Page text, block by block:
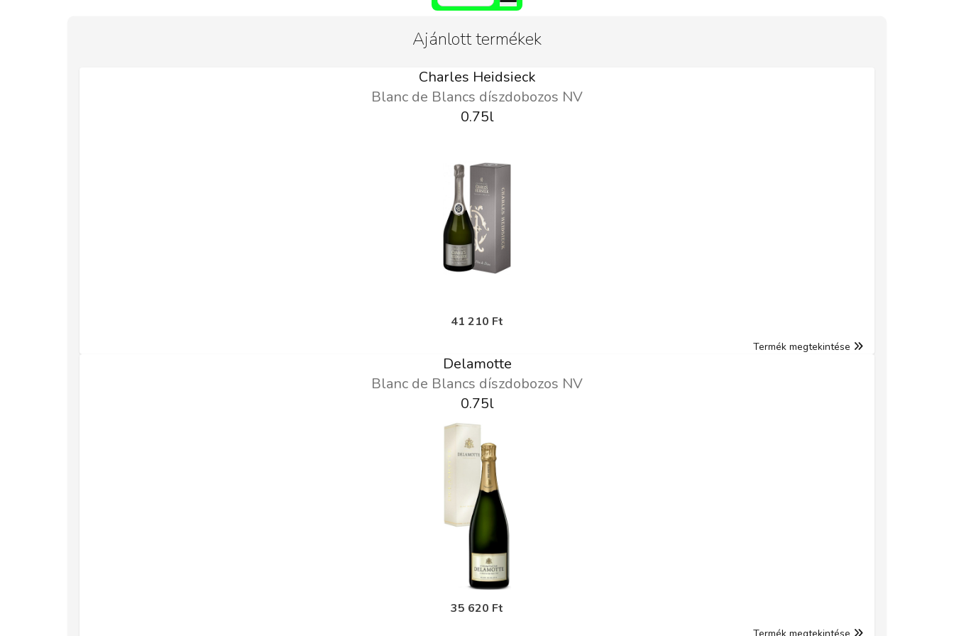
Ajánlott termékek
Charles Heidsieck
Blanc de Blancs díszdobozos NV
0.75l
41 210 Ft
Termék megtekintése
Delamotte
Blanc de Blancs díszdobozos NV
0.75l
35 620 Ft